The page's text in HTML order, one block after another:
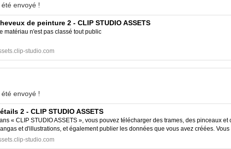
envoyé !
de peinture 2 - CLIP STUDIO ASSETS
matériau n'est pas classé tout public
studio.com
envoyé !
2 - CLIP STUDIO ASSETS
« CLIP STUDIO ASSETS », vous pouvez télécharger des trames, des pinceaux
et d'illustrations, et également publier les données que vous avez créées.
PAINT.
studio.com